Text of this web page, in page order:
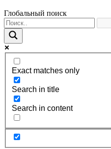
Глобальный поиск
Exact matches only
Search in title
Search in content